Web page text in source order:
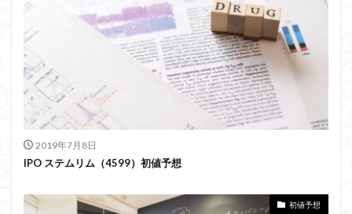
2019年7月8日
IPO ステムリム（4599）初値予想
初値予想